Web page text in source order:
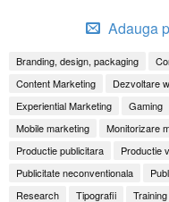
Adauga
Branding, design, packaging
Content Marketing
Dezvoltare
Experiential Marketing
Gaming
Mobile marketing
Monitorizare
Productie publicitara
Productie
Publicitate neconventionala
Research
Tipografii Training